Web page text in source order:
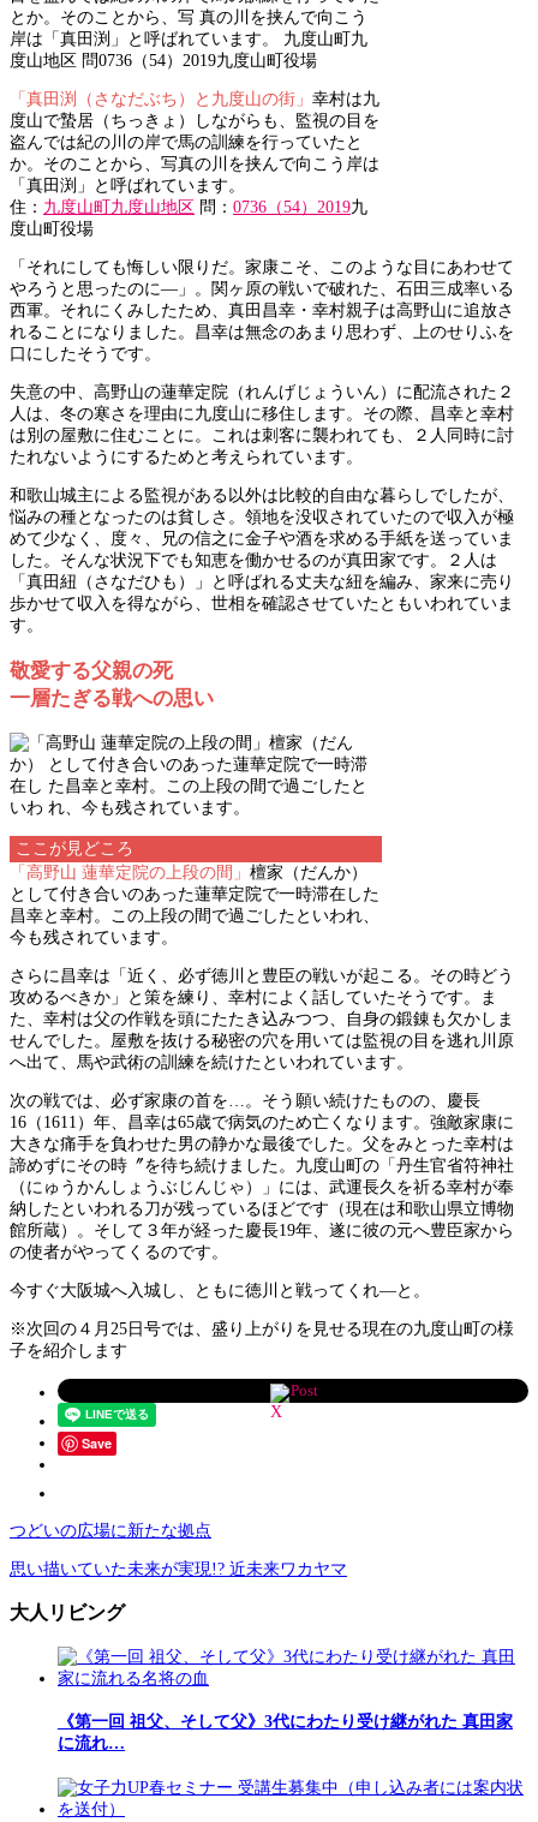
「真田渕（さなだぶち）と九度山の街」 幸村は九
度山で蟄居（ちっきょ）しながらも、監視の目を
盗んでは紀の川の岸で馬の訓練を行っていたと
か。そのことから、写真の川を挟んで向こう岸は
「真田渕」と呼ばれています。
住： 九度山町九度山地区 問： 0736（54）2019九
度山町役場
「それにしても悔しい限りだ。家康こそ、このような目にあわせて
やろうと思ったのに―」。関ヶ原の戦いで破れた、石田三成率いる
西軍。それにくみしたため、真田昌幸・幸村親子は高野山に追放さ
れることになりました。昌幸は無念のあまり思わず、上のせりふを
口にしたそうです。
失意の中、高野山の蓮華定院（れんげじょういん）に配流された２
人は、冬の寒さを理由に九度山に移住します。その際、昌幸と幸村
は別の屋敷に住むことに。これは刺客に襲われても、２人同時に討
たれないようにするためと考えられています。
和歌山城主による監視がある以外は比較的自由な暮らしでしたが、
悩みの種となったのは貧しさ。領地を没収されていたので収入が極
めて少なく、度々、兄の信之に金子や酒を求める手紙を送っていま
した。そんな状況下でも知恵を働かせるのが真田家です。２人は
「真田紐（さなだひも）」と呼ばれる丈夫な紐を編み、家来に売り
歩かせて収入を得ながら、世相を確認させていたともいわれていま
す。
敬愛する父親の死
一層たぎる戦への思い
ここが見どころ
「高野山 蓮華定院の上段の間」 檀家（だんか）
として付き合いのあった蓮華定院で一時滞在した
昌幸と幸村。この上段の間で過ごしたといわれ、
今も残されています。
さらに昌幸は「近く、必ず徳川と豊臣の戦いが起こる。その時どう
攻めるべきか」と策を練り、幸村によく話していたそうです。ま
た、幸村は父の作戦を頭にたたき込みつつ、自身の鍛錬も欠かしま
せんでした。屋敷を抜ける秘密の穴を用いては監視の目を逃れ川原
へ出て、馬や武術の訓練を続けたといわれています。
次の戦では、必ず家康の首を…。そう願い続けたものの、慶長
16（1611）年、昌幸は65歳で病気のため亡くなります。強敵家康に
大きな痛手を負わせた男の静かな最後でした。父をみとった幸村は
諦めずにその時〞を待ち続けました。九度山町の「丹生官省符神社
（にゅうかんしょうぶじんじゃ）」には、武運長久を祈る幸村が奉
納したといわれる刀が残っているほどです（現在は和歌山県立博物
館所蔵）。そして３年が経った慶長19年、遂に彼の元へ豊臣家から
の使者がやってくるのです。
今すぐ大阪城へ入城し、ともに徳川と戦ってくれ―と。
※次回の４月25日号では、盛り上がりを見せる現在の九度山町の様
子を紹介します
Post
Save
つどいの広場に新たな拠点
思い描いていた未来が実現!? 近未来ワカヤマ
大人リビング
《第一回 祖父、そして父》3代にわたり受け継がれた 真田家
に流れ…